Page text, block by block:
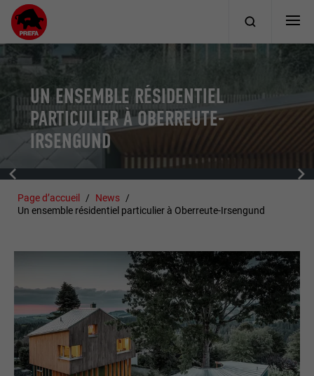
UN ENSEMBLE RÉSIDENTIEL
PARTICULIER À OBERREUTE-
IRSENGUND
Page d’accueil
News
Un ensemble résidentiel particulier à Oberreute-Irsengund